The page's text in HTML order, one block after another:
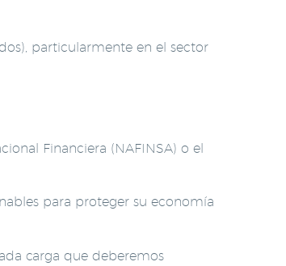
particularmente en el sector
Financiera (NAFINSA) o el
para proteger su economía
carga que deberemos